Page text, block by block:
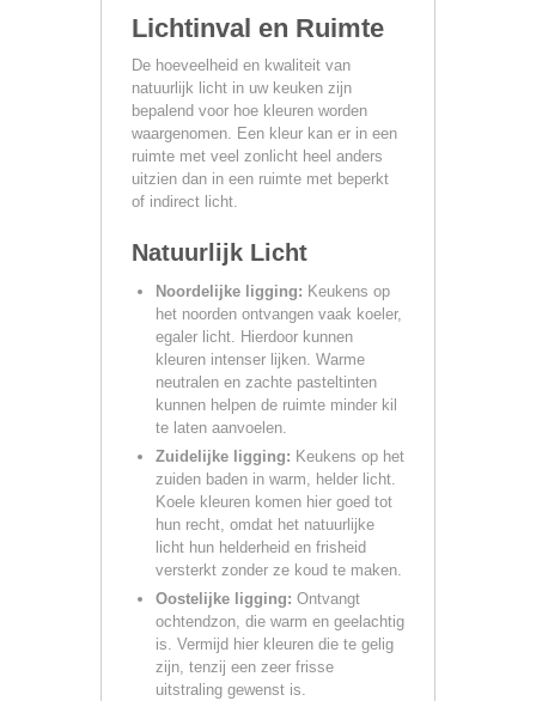
Lichtinval en Ruimte
De hoeveelheid en kwaliteit van
natuurlijk licht in uw keuken zijn
bepalend voor hoe kleuren worden
waargenomen. Een kleur kan er in een
ruimte met veel zonlicht heel anders
uitzien dan in een ruimte met beperkt
of indirect licht.
Natuurlijk Licht
Noordelijke ligging: Keukens op
het noorden ontvangen vaak koeler,
egaler licht. Hierdoor kunnen
kleuren intenser lijken. Warme
neutralen en zachte pasteltinten
kunnen helpen de ruimte minder kil
te laten aanvoelen.
Zuidelijke ligging: Keukens op het
zuiden baden in warm, helder licht.
Koele kleuren komen hier goed tot
hun recht, omdat het natuurlijke
licht hun helderheid en frisheid
versterkt zonder ze koud te maken.
Oostelijke ligging: Ontvangt
ochtendzon, die warm en geelachtig
is. Vermijd hier kleuren die te gelig
zijn, tenzij een zeer frisse
uitstraling gewenst is.